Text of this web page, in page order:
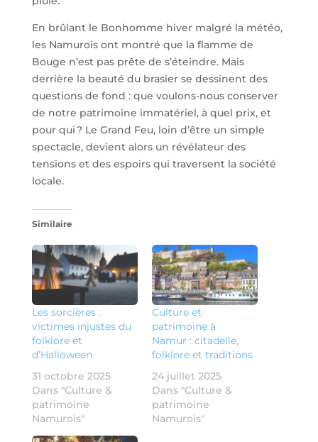
En brûlant le Bonhomme hiver malgré la météo,
les Namurois ont montré que la flamme de
Bouge n’est pas prête de s’éteindre. Mais
derrière la beauté du brasier se dessinent des
questions de fond : que voulons-nous conserver
de notre patrimoine immatériel, à quel prix, et
pour qui ? Le Grand Feu, loin d’être un simple
spectacle, devient alors un révélateur des
tensions et des espoirs qui traversent la société
locale.
Similaire
Les sorcières :
victimes injustes du
folklore et
d’Halloween
31 octobre 2025
Dans "Culture &
patrimoine
Namurois"
Culture et
patrimoine à
Namur : citadelle,
folklore et traditions
24 juillet 2025
Dans "Culture &
patrimoine
Namurois"